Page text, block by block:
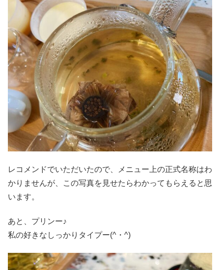
レコメンドでいただいたので、メニュー上の正式名称はわ
かりませんが、この写真を見せたらわかってもらえると思
います。
あと、プリンー♪
私の好きなしっかりタイプー(^・^)